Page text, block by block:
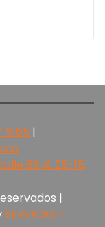
5165‬ |
66 # 25-15,
|
SERVICIO.IT